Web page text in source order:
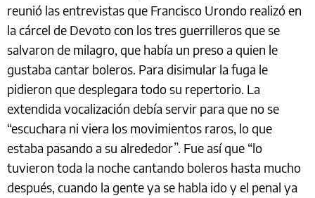
reunió las entrevistas que Francisco Urondo realizó en
la cárcel de Devoto con los tres guerrilleros que se
salvaron de milagro, que había un preso a quien le
gustaba cantar boleros. Para disimular la fuga le
pidieron que desplegara todo su repertorio. La
extendida vocalización debía servir para que no se
“escuchara ni viera los movimientos raros, lo que
estaba pasando a su alrededor”. Fue así que “lo
tuvieron toda la noche cantando boleros hasta mucho
después, cuando la gente ya se habla ido y el penal ya